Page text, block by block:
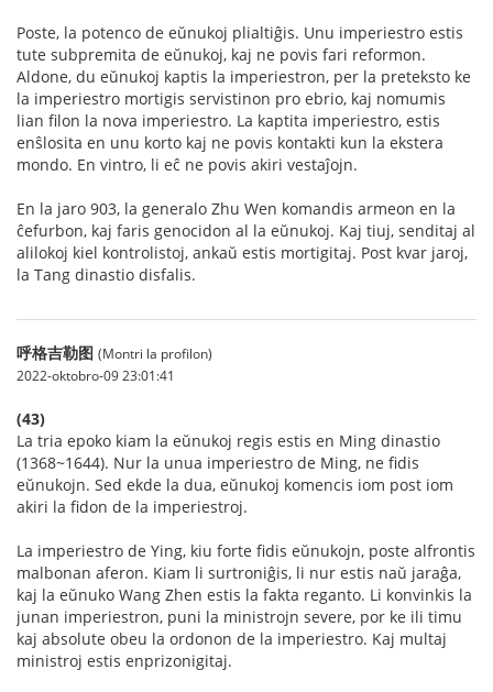
Poste, la potenco de eŭnukoj plialtiĝis. Unu imperiestro estis
tute subpremita de eŭnukoj, kaj ne povis fari reformon.
Aldone, du eŭnukoj kaptis la imperiestron, per la preteksto ke
la imperiestro mortigis servistinon pro ebrio, kaj nomumis
lian filon la nova imperiestro. La kaptita imperiestro, estis
enŝlosita en unu korto kaj ne povis kontakti kun la ekstera
mondo. En vintro, li eĉ ne povis akiri vestaĵojn.
En la jaro 903, la generalo Zhu Wen komandis armeon en la
ĉefurbon, kaj faris genocidon al la eŭnukoj. Kaj tiuj, senditaj al
alilokoj kiel kontrolistoj, ankaŭ estis mortigitaj. Post kvar jaroj,
la Tang dinastio disfalis.
呼格吉勒图 (Montri la profilon)
2022-oktobro-09 23:01:41
(43)
La tria epoko kiam la eŭnukoj regis estis en Ming dinastio
(1368~1644). Nur la unua imperiestro de Ming, ne fidis
eŭnukojn. Sed ekde la dua, eŭnukoj komencis iom post iom
akiri la fidon de la imperiestroj.
La imperiestro de Ying, kiu forte fidis eŭnukojn, poste alfrontis
malbonan aferon. Kiam li surtroniĝis, li nur estis naŭ jaraĝa,
kaj la eŭnuko Wang Zhen estis la fakta reganto. Li konvinkis la
junan imperiestron, puni la ministrojn severe, por ke ili timu
kaj absolute obeu la ordonon de la imperiestro. Kaj multaj
ministroj estis enprizonigitaj.